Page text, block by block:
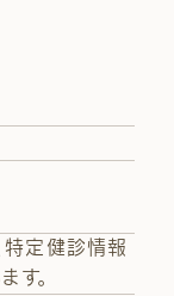
特定健診情報
す。